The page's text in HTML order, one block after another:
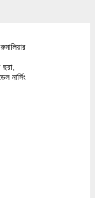
ছরা,
নার্সিং